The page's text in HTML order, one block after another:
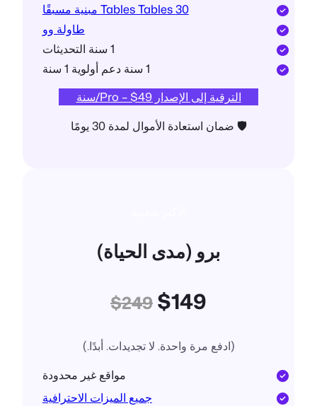
30 Tables Tables مبنية مسبقًا
طاولة وو
1 سنة التحديثات
1 سنة دعم أولوية 1 سنة
الترقية إلى الإصدار Pro – $49/سنة
🛡 ضمان استعادة الأموال لمدة 30 يومًا
برو (مدى الحياة)
$149
$249
(ادفع مرة واحدة. لا تجديدات. أبدًا.)
مواقع غير محدودة
جميع الميزات الاحترافية